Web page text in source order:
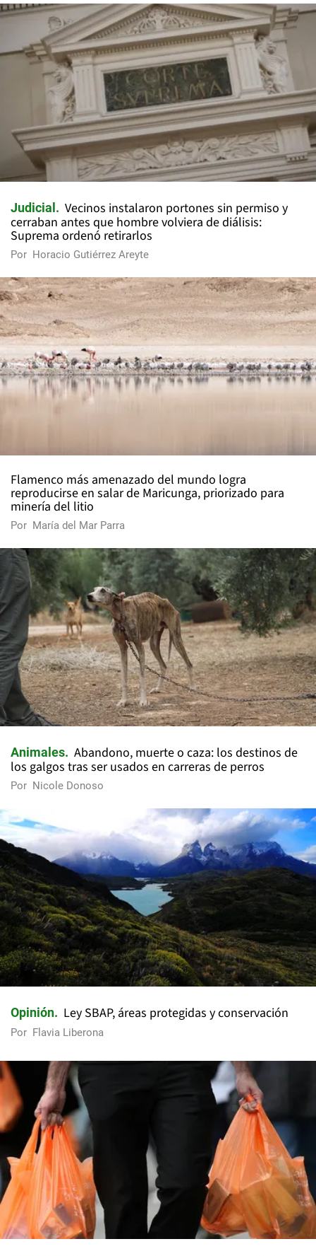
Judicial
Vecinos instalaron portones sin permiso y
cerraban antes que hombre volviera de diálisis:
Suprema ordenó retirarlos
Por Horacio Gutiérrez Areyte
Flamenco más amenazado del mundo logra
reproducirse en salar de Maricunga, priorizado para
minería del litio
Por María del Mar Parra
Animales
Abandono, muerte o caza: los destinos de
los galgos tras ser usados en carreras de perros
Por Nicole Donoso
Opinión Ley SBAP, áreas protegidas y conservación
Por Flavia Liberona